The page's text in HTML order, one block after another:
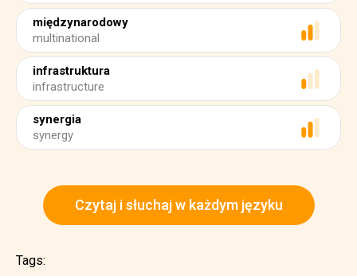
międzynarodowy
multinational
infrastruktura
infrastructure
synergia
synergy
Czytaj i słuchaj w każdym języku
Tags: